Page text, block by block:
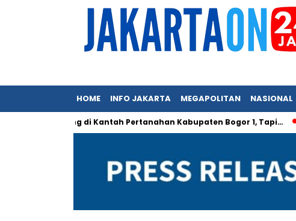
HOME INFO JAKARTA MEGAPOLITAN NASIONAL
Mungkin Hilang di Kantah Pertanahan Kabupaten Bogor 1, Tapi…